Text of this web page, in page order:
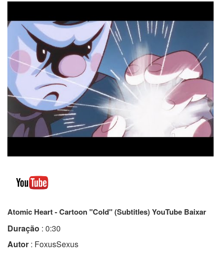
Atomic Heart - Cartoon "Cold" (Subtitles) YouTube Baixar
Duração : 0:30
Autor : FoxusSexus